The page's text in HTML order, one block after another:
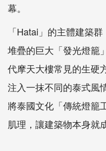
幕。
「Hatai」的主體建築
堆疊的巨大「發光燈籠
代摩天大樓常見的生硬
注入一抹不同的泰式風
將泰國文化「傳統燈籠
肌理，讓建築物本身就